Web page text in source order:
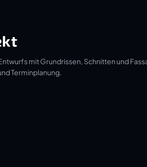
mit Grundrissen, Schnitten und
Terminplanung.